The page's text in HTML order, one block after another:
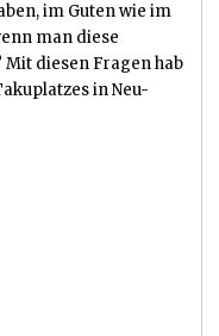
im Guten wie im
man diese
Mit diesen Fragen hab
in Neu-